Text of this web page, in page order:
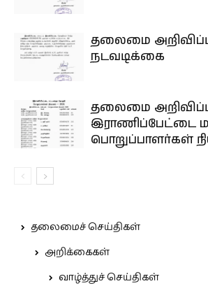
தலைமை
நடவடிக்கை
தலைமை
இராணிப்பேட்டை
பொறுப்பாளர்கள்
தலைமைச் செய்திகள்
அறிக்கைகள்
வாழ்த்துச் செய்திகள்